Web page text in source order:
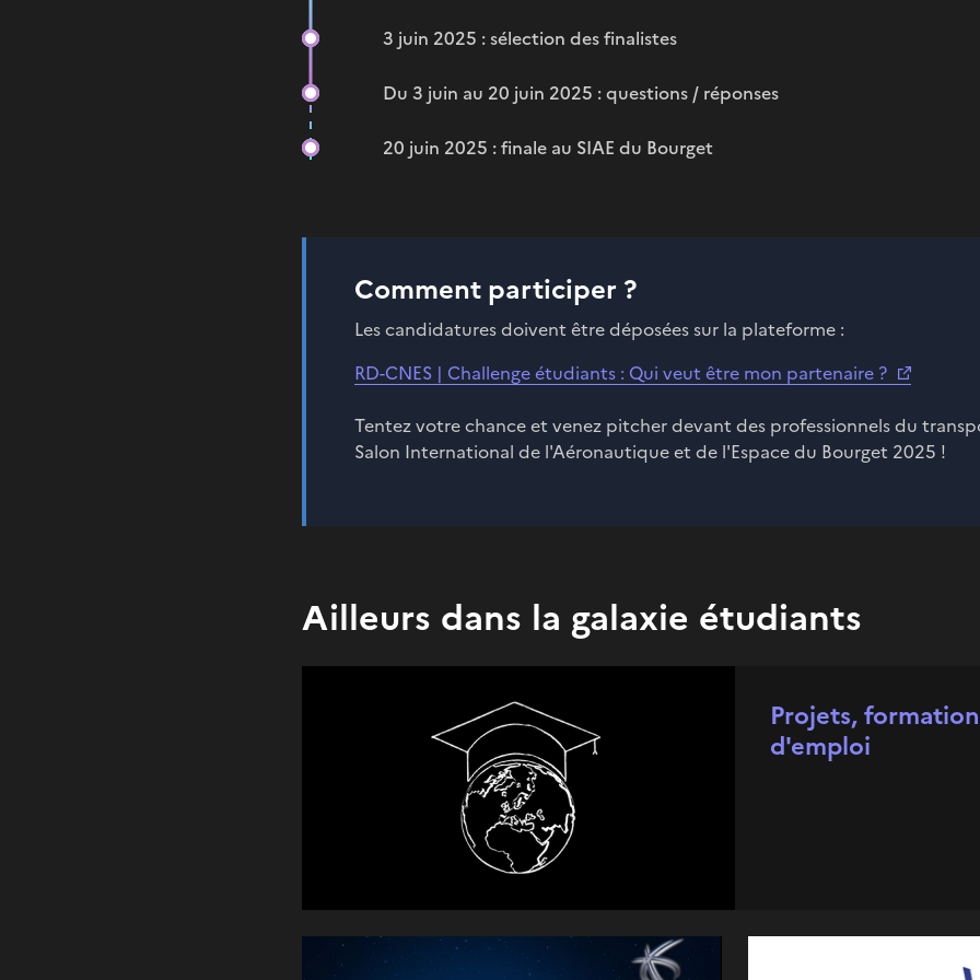
3 juin 2025 : sélection des finalistes
Du 3 juin au 20 juin 2025 : questions / réponses
20 juin 2025 : finale au SIAE du Bourget
Comment participer ?
Les candidatures doivent être déposées sur la plateforme :
RD-CNES | Challenge étudiants : Qui veut être mon partenaire ?
Tentez votre chance et venez pitcher devant des professionnels du
Salon International de l'Aéronautique et de l'Espace du Bourget 2025 !
Ailleurs dans la galaxie étudiants
Projets,
d'emploi